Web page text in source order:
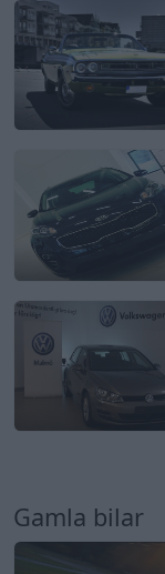
Gamla bilar